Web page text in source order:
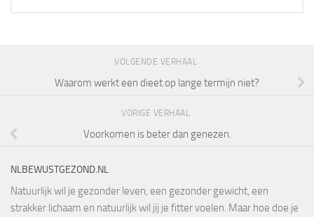
VOLGENDE VERHAAL
Waarom werkt een dieet op lange termijn niet?
VORIGE VERHAAL
Voorkomen is beter dan genezen.
NLBEWUSTGEZOND.NL
Natuurlijk wil je gezonder leven, een gezonder gewicht, een
strakker lichaam en natuurlijk wil jij je fitter voelen. Maar hoe doe je